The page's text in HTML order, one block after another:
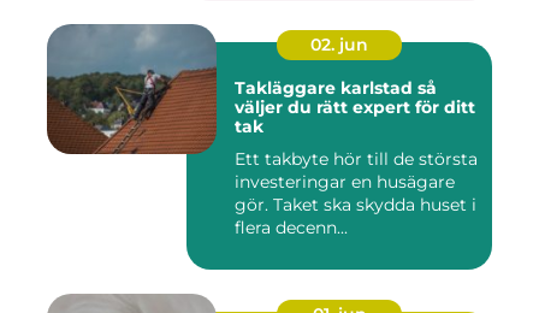
02. jun
Takläggare karlstad så
väljer du rätt expert för ditt
tak
Ett takbyte hör till de största
investeringar en husägare
gör. Taket ska skydda huset i
flera decenn...